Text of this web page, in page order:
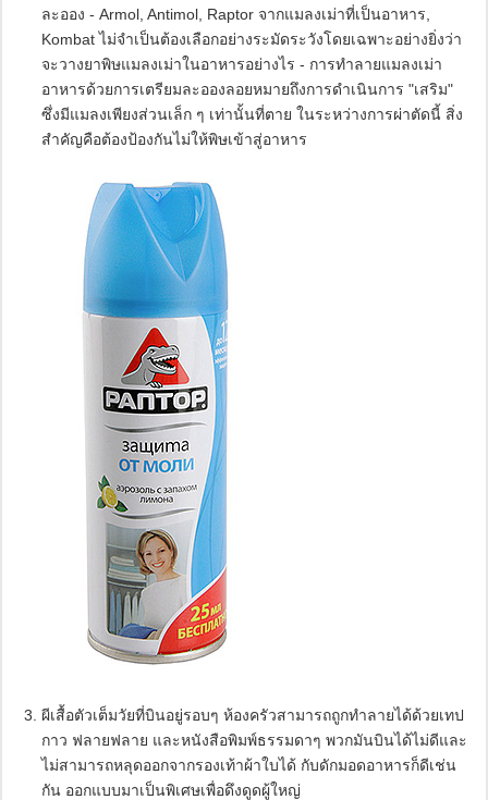
ละออง - Armol, Antimol, Raptor จากแมลงเม่าที่เป็นอาหาร,
Kombat ไม่จำเป็นต้องเลือกอย่างระมัดระวังโดยเฉพาะอย่างยิ่งว่า
จะวางยาพิษแมลงเม่าในอาหารอย่างไร - การทำลายแมลงเม่า
อาหารด้วยการเตรียมละอองลอยหมายถึงการดำเนินการ "เสริม"
ซึ่งมีแมลงเพียงส่วนเล็ก ๆ เท่านั้นที่ตาย ในระหว่างการผ่าตัดนี้ สิ่ง
สำคัญคือต้องป้องกันไม่ให้พิษเข้าสู่อาหาร
ผีเสื้อตัวเต็มวัยที่บินอยู่รอบๆ ห้องครัวสามารถถูกทำลายได้ด้วยเทป
กาว ฟลายฟลาย และหนังสือพิมพ์ธรรมดาๆ พวกมันบินได้ไม่ดีและ
ไม่สามารถหลุดออกจากรองเท้าผ้าใบได้ กับดักมอดอาหารก็ดีเช่น
กัน ออกแบบมาเป็นพิเศษเพื่อดึงดูดผู้ใหญ่